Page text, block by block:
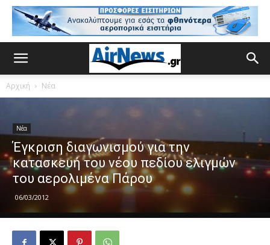
Αρχική Νέα
Νέα
Έγκριση διαγωνισμού για την
κατασκευή του νέου πεδίου ελιγμών
του αερολιμένα Πάρου
06/03/2012